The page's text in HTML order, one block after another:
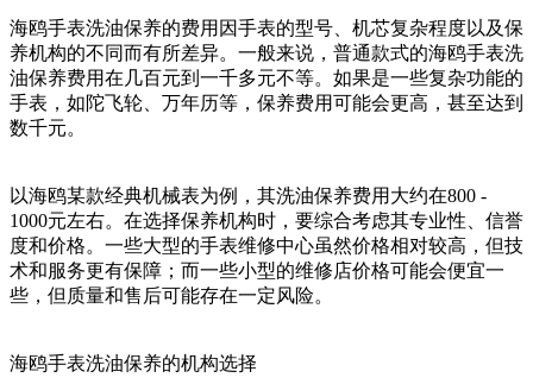
海鸥手表洗油保养的费用因手表的型号、机芯复杂程度以及保
养机构的不同而有所差异。一般来说，普通款式的海鸥手表洗
油保养费用在几百元到一千多元不等。如果是一些复杂功能的
手表，如陀飞轮、万年历等，保养费用可能会更高，甚至达到
数千元。
以海鸥某款经典机械表为例，其洗油保养费用大约在800 -
1000元左右。在选择保养机构时，要综合考虑其专业性、信誉
度和价格。一些大型的手表维修中心虽然价格相对较高，但技
术和服务更有保障；而一些小型的维修店价格可能会便宜一
些，但质量和售后可能存在一定风险。
海鸥手表洗油保养的机构选择